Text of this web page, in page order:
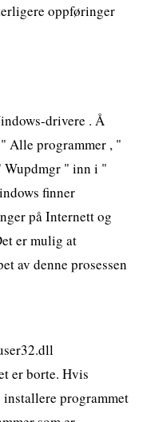
oppføringer
drivere . Å
Alle programmer , "
" inn i "
finner
på Internett og
er mulig at
av denne prosessen
er borte. Hvis
programmet